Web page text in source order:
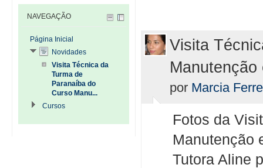
Visita
por Marcia
Fotos da
Manutenção
Tutora Aline
NAVEGAÇÃO
Página Inicial
Novidades
Visita Técnica da
Turma de
Paranaíba do
Curso Manu...
Cursos